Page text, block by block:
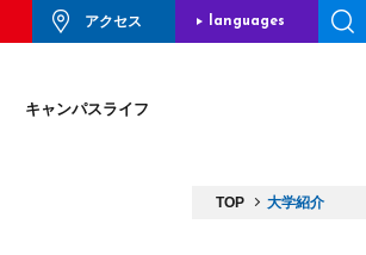
アクセス languages
キャンパスライフ
TOP 大学紹介